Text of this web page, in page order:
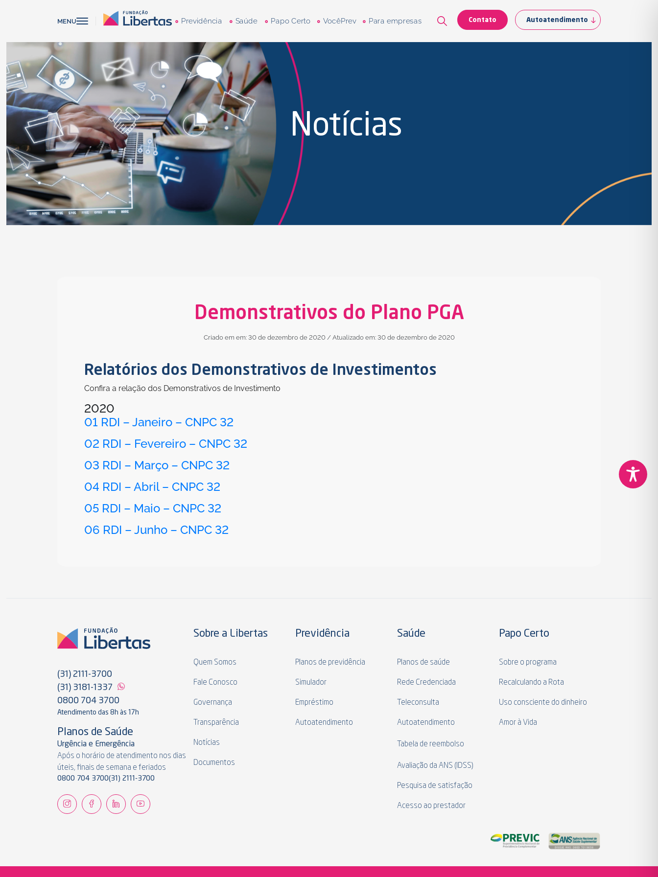
MENU Previdência Saúde Papo Certo VocêPrev Para empresas Contato Autoatendimento
Notícias
Demonstrativos do Plano PGA
Criado em em: 30 de dezembro de 2020 / Atualizado em: 30 de dezembro de 2020
Relatórios dos Demonstrativos de Investimentos
Confira a relação dos Demonstrativos de Investimento
2020
01 RDI – Janeiro – CNPC 32
02 RDI – Fevereiro – CNPC 32
03 RDI – Março – CNPC 32
04 RDI – Abril – CNPC 32
05 RDI – Maio – CNPC 32
06 RDI – Junho – CNPC 32
(31) 2111-3700
(31) 3181-1337
0800 704 3700
Atendimento das 8h às 17h
Planos de Saúde
Urgência e Emergência
Após o horário de atendimento nos dias
úteis, finais de semana e feriados
0800 704 3700(31) 2111-3700
Sobre a Libertas
Quem Somos
Fale Conosco
Governança
Transparência
Notícias
Documentos
Previdência
Planos de previdência
Simulador
Empréstimo
Autoatendimento
Saúde
Planos de saúde
Rede Credenciada
Teleconsulta
Autoatendimento
Tabela de reembolso
Avaliação da ANS (IDSS)
Pesquisa de satisfação
Acesso ao prestador
Papo Certo
Sobre o programa
Recalculando a Rota
Uso consciente do dinheiro
Amor à Vida